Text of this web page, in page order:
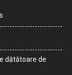
dătătoare de